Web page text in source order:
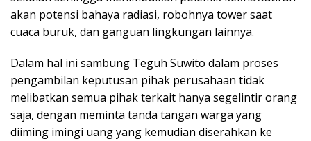
akan potensi bahaya radiasi, robohnya tower saat
cuaca buruk, dan ganguan lingkungan lainnya.
Dalam hal ini sambung Teguh Suwito dalam proses
pengambilan keputusan pihak perusahaan tidak
melibatkan semua pihak terkait hanya segelintir orang
saja, dengan meminta tanda tangan warga yang
diiming imingi uang yang kemudian diserahkan ke